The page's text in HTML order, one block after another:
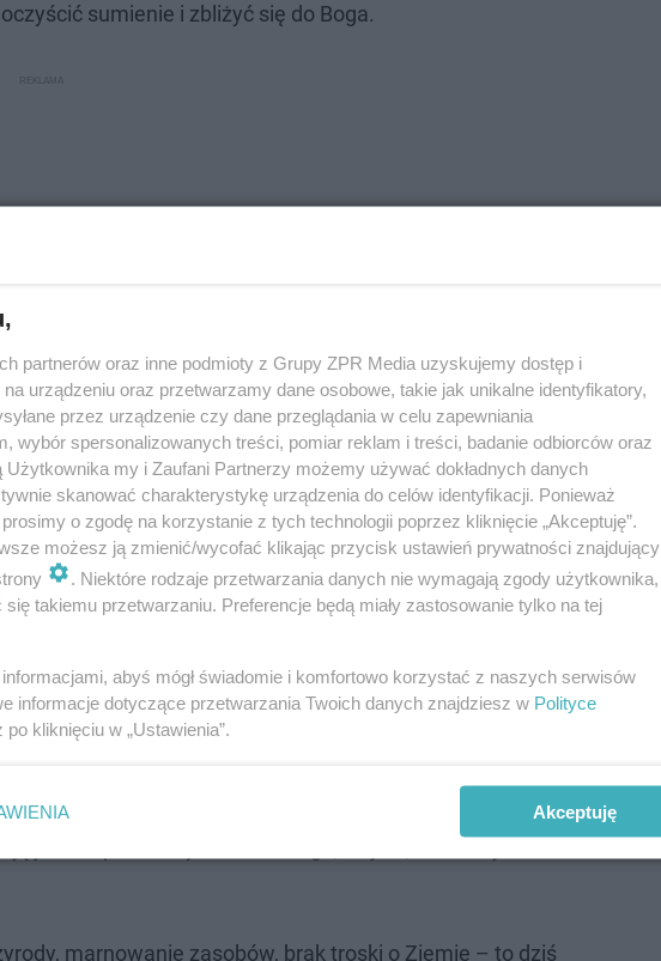
sumienie i zbliżyć się do Boga.
po osiągnięciu wieku rozeznania powinien przynajmniej
w 2025 roku?
spojrzenia Kościoła na współczesne problemy
poruszają w konfesjonałach
Tomasz z Akwinu. Są zwróceniem się wolnej woli przeciw
życie człowieka w szczęściu wiecznym królestwa
a to dlatego, że zmieniają się nasze zachowania i mamy
jednak podstawy i uznanie tego, co jest, a co nie jest
marnowanie zasobów, brak troski o Ziemię – to dziś
partnerów oraz inne podmioty z Grupy ZPR Media uzyskujemy dostęp i
urządzeniu oraz przetwarzamy dane osobowe, takie jak unikalne identyfikatory,
przez urządzenie czy dane przeglądania w celu zapewniania
wybór spersonalizowanych treści, pomiar reklam i treści, badanie odbiorców oraz
Użytkownika my i Zaufani Partnerzy możemy używać dokładnych danych
skanować charakterystykę urządzenia do celów identyfikacji. Ponieważ
o zgodę na korzystanie z tych technologii poprzez kliknięcie „Akceptuję”.
możesz ją zmienić/wycofać klikając przycisk ustawień prywatności znajdujący
. Niektóre rodzaje przetwarzania danych nie wymagają zgody użytkownika,
takiemu przetwarzaniu. Preferencje będą miały zastosowanie tylko na tej
abyś mógł świadomie i komfortowo korzystać z naszych serwisów
informacje dotyczące przetwarzania Twoich danych znajdziesz w Polityce
po kliknięciu w „Ustawienia”.
Akceptuję